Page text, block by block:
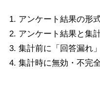
アンケート結果の形
アンケート結果と集
集計前に「回答漏れ
集計時に無効・不完